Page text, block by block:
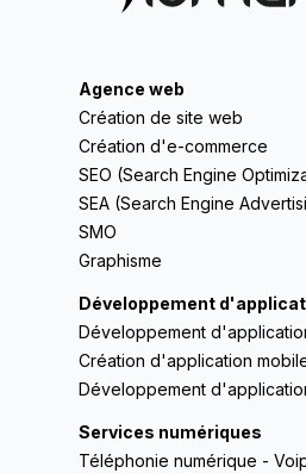
Agence web
Création de site web
Création d'e-commerce
SEO (Search Engine
SEA (Search Engine
SMO
Graphisme
Développement
Développement
Création d'application
Développement
Services numériques
Téléphonie numérique -